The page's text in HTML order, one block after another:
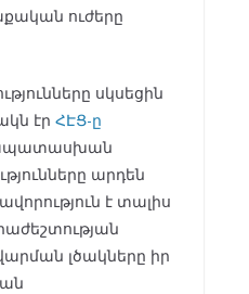
ուժերը
սկսեցին
էր ՀԷՑ-ը
արդեն
է տալիս
լծակները իր